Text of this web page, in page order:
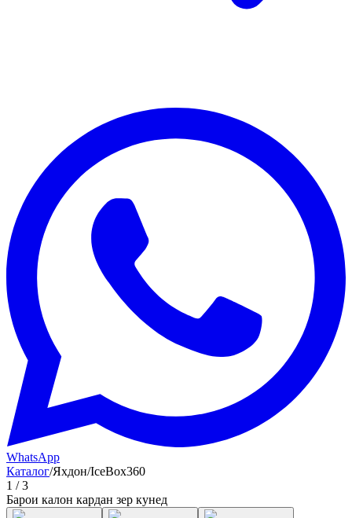
WhatsApp
Каталог/Яхдон/IceBox360
1 /3
Барои калон кардан зер кунед